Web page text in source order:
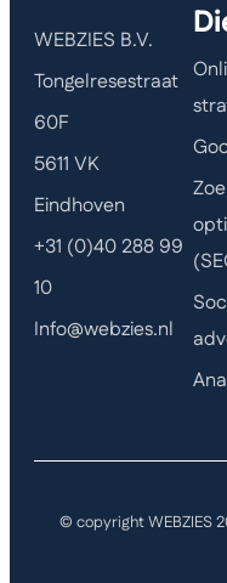
WEBZIES B.V.
Tongelresestraat
60F
5611 VK
Eindhoven
+31 (0)40 288 99
10
Info@webzies.nl
© copyright WEBZIES